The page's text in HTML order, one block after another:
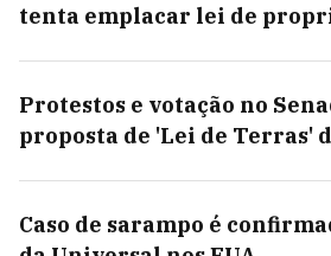
tenta emplacar lei de
Protestos e votação no
proposta de 'Lei de Terras'
Caso de sarampo é